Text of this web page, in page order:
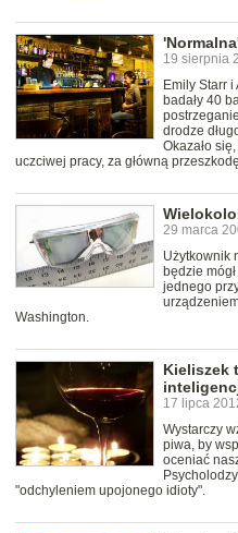
19 sierpnia
Emily Starr
badały 40
drodze
Okazało
uczciwej pracy, za główną
29 marca
Użytkownik
będzie
jednego
Washington.
Kieliszek
17 lipca
Wystarczy
piwa, by
oceniać
"odchyleniem upojonego idioty".